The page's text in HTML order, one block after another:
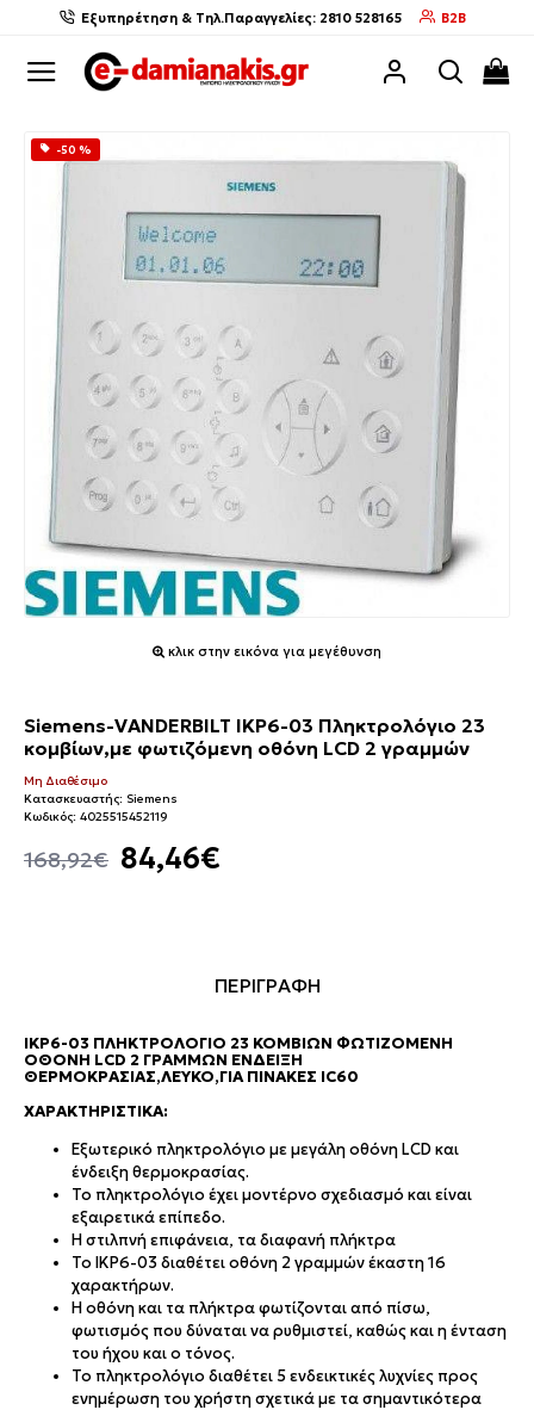
Εξυπηρέτηση & Τηλ.Παραγγελίες: 2810 528165 B2B
-50 %
κλικ στην εικόνα για μεγέθυνση
Siemens-VANDERBILT IKP6-03 Πληκτρολόγιο 23
κομβίων,με φωτιζόμενη οθόνη LCD 2 γραμμών
84,46€
168,92€
Μη Διαθέσιμο
Κατασκευαστής: Siemens
Κωδικός: 4025515452119
ΠΕΡΙΓΡΑΦΗ
IKP6-03 ΠΛΗΚΤΡΟΛΌΓΙΟ 23 ΚΟΜΒΊΩΝ ΦΩΤΙΖΌΜΕΝΗ
ΟΘΌΝΗ LCD 2 ΓΡΑΜΜΏΝ ΈΝΔΕΙΞΗ
ΘΕΡΜΟΚΡΑΣΊΑΣ,ΛΕΥΚΌ,ΓΙΑ ΠΊΝΑΚΕΣ IC60
ΧΑΡΑΚΤΗΡΙΣΤΙΚΆ:
Εξωτερικό πληκτρολόγιο με μεγάλη οθόνη LCD και
ένδειξη θερμοκρασίας.
Το πληκτρολόγιο έχει μοντέρνο σχεδιασμό και είναι
εξαιρετικά επίπεδο.
Η στιλπνή επιφάνεια, τα διαφανή πλήκτρα
Το IKP6-03 διαθέτει οθόνη 2 γραμμών έκαστη 16
χαρακτήρων.
Η οθόνη και τα πλήκτρα φωτίζονται από πίσω,
φωτισμός που δύναται να ρυθμιστεί, καθώς και η ένταση
του ήχου και ο τόνος.
Το πληκτρολόγιο διαθέτει 5 ενδεικτικές λυχνίες προς
ενημέρωση του χρήστη σχετικά με τα σημαντικότερα